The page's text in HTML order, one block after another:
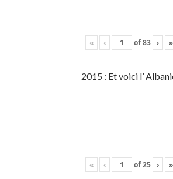
« ‹ of83 › »
2015 : Et voici l’
« ‹ of25 › »